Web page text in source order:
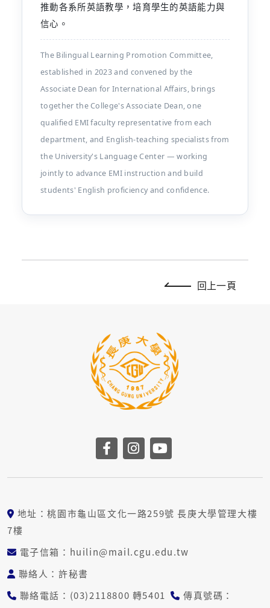
推動各系所英語教學，培育學生的英語能力與
信心。
The Bilingual Learning Promotion Committee,
established in 2023 and convened by the
Associate Dean for International Affairs, brings
together the College's Associate Dean, one
qualified EMI faculty representative from each
department, and English-teaching specialists from
the University's Language Center — working
jointly to advance EMI instruction and build
students' English proficiency and confidence.
回上一頁
前往長庚大學facebook
前往長庚大學
地址：桃園市龜山區文化一路259號 長庚大學管理大樓
7樓
電子信箱：huilin@mail.cgu.edu.tw
聯絡人：許秘書
聯絡電話：(03)2118800 轉5401
傳真號碼：